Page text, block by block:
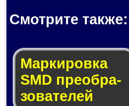
Смотрите также:
Мар­ки­ров­ка
SMD пре­об­ра­
зо­ва­те­лей